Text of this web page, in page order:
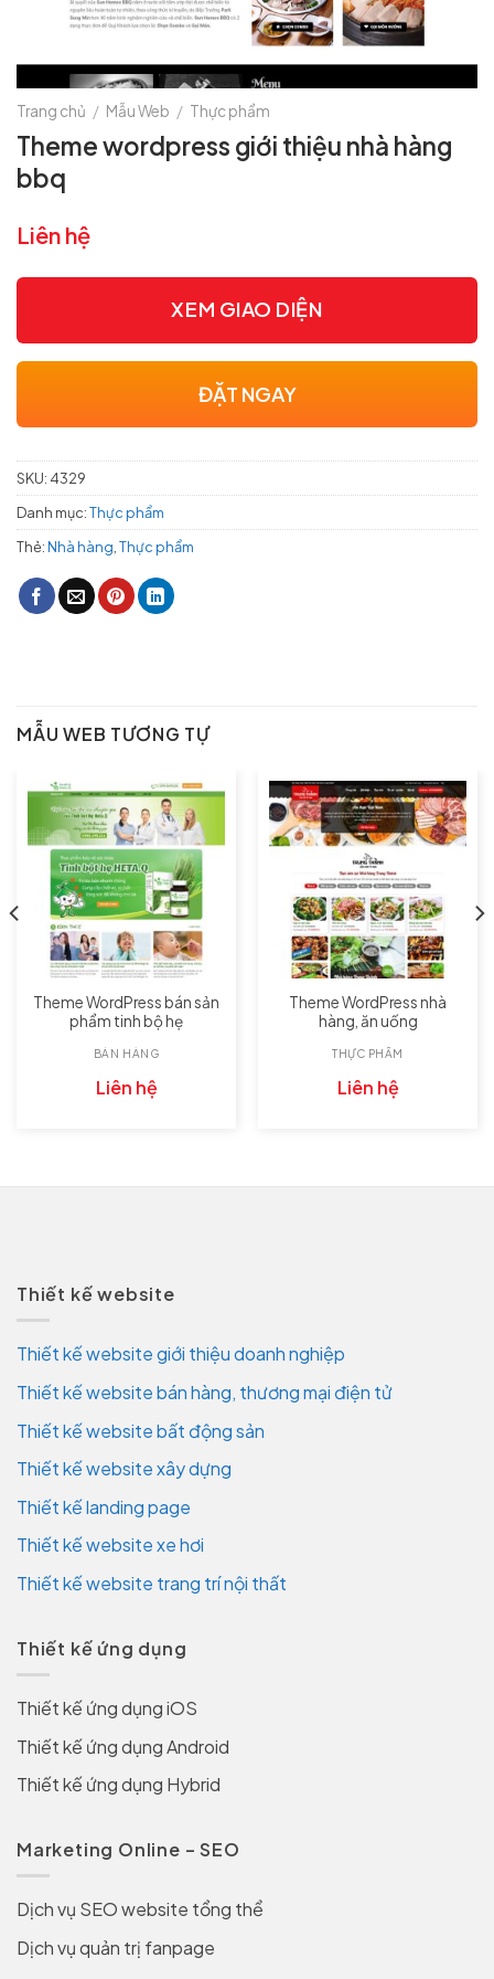
Trang chủ / Mẫu Web / Thực phẩm
Theme wordpress giới thiệu nhà hàng
bbq
Liên hệ
XEM GIAO DIỆN
ĐẶT NGAY
SKU: 4329
Danh mục:Thực phẩm
Thẻ:Nhà hàng Thực phẩm
MẪU WEB TƯƠNG TỰ
BÁN HÀNG
Theme WordPress bán sản
phẩm tinh bộ hẹ
Liên hệ
THỰC PHẨM
Theme WordPress nhà
hàng, ăn uống
Liên hệ
Thiết kế website
Thiết kế website giới thiệu doanh nghiệp
Thiết kế website bán hàng, thương mại điện tử
Thiết kế website bất động sản
Thiết kế website xây dựng
Thiết kế landing page
Thiết kế website xe hơi
Thiết kế website trang trí nội thất
Thiết kế ứng dụng
Thiết kế ứng dụng iOS
Thiết kế ứng dụng Android
Thiết kế ứng dụng Hybrid
Marketing Online – SEO
Dịch vụ SEO website tổng thể
Dịch vụ quản trị fanpage